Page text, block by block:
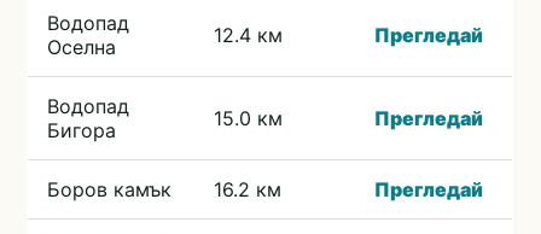
Водопад
Оселна
12.4 км Прегледай
Водопад
Бигора
15.0 км Прегледай
Боров камък 16.2 км Прегледай